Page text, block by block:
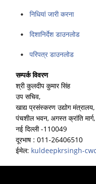
निधियां जारी करना
दिशानिर्देश डाउनलोड
परिपत्र डाउनलोड
सम्पर्क विवरण
श्री कुलदीप कुमार सिंह
उप सचिव,
खाद्य प्रसंस्करण उद्योग मंत्रालय,
पंचशील भवन, अगस्त क्रांति मार्ग,
नई दिल्ली -110049
दूरभाष : 011-26406510
ईमेल: kuldeepkrsingh-